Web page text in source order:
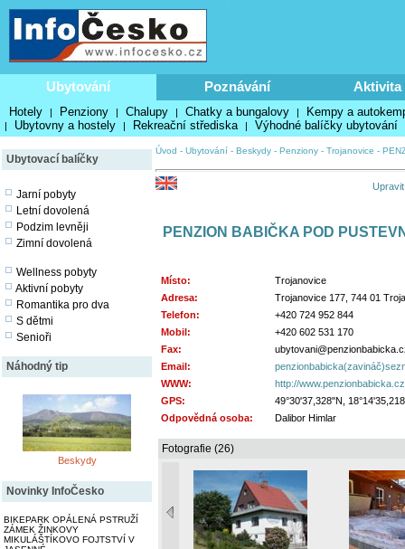
Ubytování Poznávání Aktivita
Hotely | Penziony | Chalupy | Chatky a bungalovy | Kempy a
| Ubytovny a hostely | Rekreační střediska | Výhodné balíčky ubytování
Ubytovací balíčky
Jarní pobyty
Letní dovolená
Podzim levněji
Zimní dovolená
Wellness pobyty
Aktivní pobyty
Romantika pro dva
S dětmi
Senioři
Náhodný tip
Beskydy
Novinky InfoČesko
BIKEPARK OPÁLENÁ PSTRUŽÍ
ZÁMEK ŽINKOVY
MIKULÁŠTÍKOVO FOJTSTVÍ V
Úvod - Ubytování - Beskydy - Penziony - Trojanovice -
PENZION BABIČKA POD
Místo:
Trojanovice
Adresa:
Trojanovice 177, 744 01
Telefon:
+420 724 952 844
Mobil:
+420 602 531 170
Fax:
Email:
WWW:
http://
GPS:
49°30'37,328"N,
Odpovědná osoba:
Dalibor Himlar
Fotografie (26)